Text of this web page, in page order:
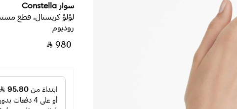
سوار Constella
لؤلؤ كريستال، قطع
روديوم
‎ ⃁ ⁦980⁩ ‎